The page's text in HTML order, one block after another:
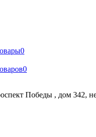
0
0
Победы , дом 342,